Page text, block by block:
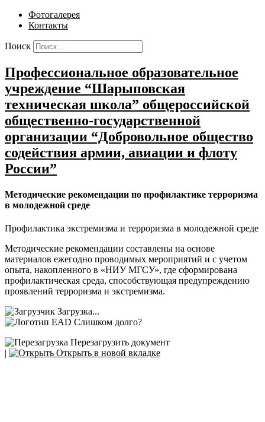
Фотогалерея
Контакты
Поиск
Профессиональное образовательное
учреждение “Шарыповская
техническая школа” общероссийской
общественно-государственной
организации “Добровольное общество
содействия армии, авиации и флоту
России”
Методические рекомендации по профилактике терроризма
в молодежной среде
Профилактика экстремизма и терроризма в молодежной среде
Методические рекомендации составлены на основе
материалов ежегодно проводимых мероприятий и с учетом
опыта, накопленного в «НИУ МГСУ», где сформирована
профилактическая среда, способствующая предупреждению
проявлений терроризма и экстремизма.
Загрузка...
Слишком долго?
Перезагрузить документ
|
Открыть в новой вкладке